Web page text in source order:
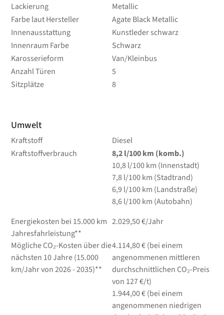
Lackierung
Metallic
Farbe laut Hersteller
Agate Black Metallic
Innenausstattung
Kunstleder schwarz
Innenraum Farbe
Schwarz
Karosserieform
Van/Kleinbus
Anzahl Türen
5
Sitzplätze
8
Umwelt
Kraftstoff
Diesel
Kraftstoffverbrauch
8,2l/100 km (komb.)
10,8l/100 km (Innenstadt)
7,8l/100 km (Stadtrand)
6,9l/100 km (Landstraße)
8,6l/100 km (Autobahn)
Energiekosten bei 15.000 km
Jahresfahrleistung**
2.029,50 €/Jahr
Mögliche CO₂-Kosten über die
nächsten 10 Jahre (15.000
km/Jahr von 2026 - 2035)**
4.114,80 € (bei einem
angenommenen mittleren
durchschnittlichen CO₂-Preis
von 127 €/t)
1.944,00 € (bei einem
angenommenen niedrigen